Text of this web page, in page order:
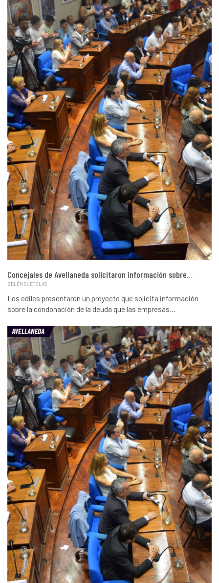
Concejales de Avellaneda solicitaron información sobre…
BELÉN QUETGLAS
Los ediles presentaron un proyecto que solicita información
sobre la condonación de la deuda que las empresas…
AVELLANEDA